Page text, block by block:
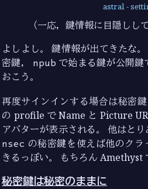
astral -
（一応，鍵情報に目隠しし
よしよし。 鍵情報が出てきたな。
密鍵， npub で始まる鍵が公開鍵
おこう。
再度サインインする場合は秘密鍵
の profile で Name と Picture
アバターが表示される。 他はと
nsec の秘密鍵を使えば他のク
きるっぽい。 もちろん Amethyst
秘密鍵は秘密のままに